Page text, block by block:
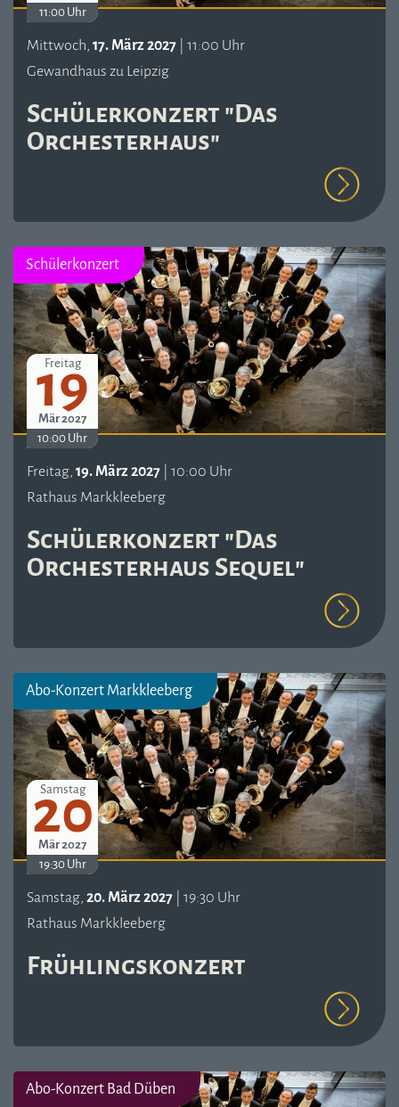
11:00 Uhr
Mittwoch, 17. März 2027 | 11:00 Uhr
Gewandhaus zu Leipzig
Schülerkonzert "Das
Orchesterhaus"
Schülerkonzert
Freitag
19
Mär 2027
10:00 Uhr
Freitag, 19. März 2027 | 10:00 Uhr
Rathaus Markkleeberg
Schülerkonzert "Das
Orchesterhaus Sequel"
Abo-Konzert Markkleeberg
Samstag
20
Mär 2027
19:30 Uhr
Samstag, 20. März 2027 | 19:30 Uhr
Rathaus Markkleeberg
Frühlingskonzert
Abo-Konzert Bad Düben